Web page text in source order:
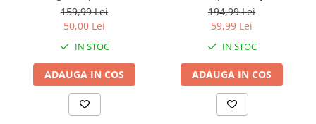
resigilat, cu accesorii
compatibile sigilate
159,99 Lei
50,00 Lei
IN STOC
ADAUGA IN COS
Volumizer, RVDR5222E2,
resigilata
194,99 Lei
59,99 Lei
IN STOC
ADAUGA IN COS